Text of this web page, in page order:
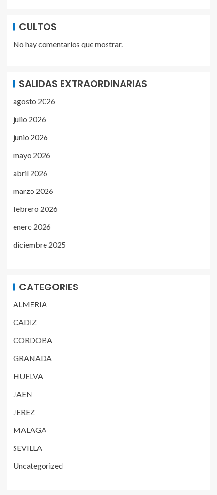
CULTOS
No hay comentarios que mostrar.
SALIDAS EXTRAORDINARIAS
agosto 2026
julio 2026
junio 2026
mayo 2026
abril 2026
marzo 2026
febrero 2026
enero 2026
diciembre 2025
CATEGORIES
ALMERIA
CADIZ
CORDOBA
GRANADA
HUELVA
JAEN
JEREZ
MALAGA
SEVILLA
Uncategorized